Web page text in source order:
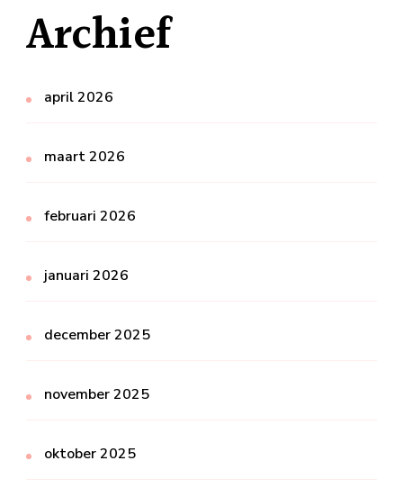
Archief
april 2026
maart 2026
februari 2026
januari 2026
december 2025
november 2025
oktober 2025